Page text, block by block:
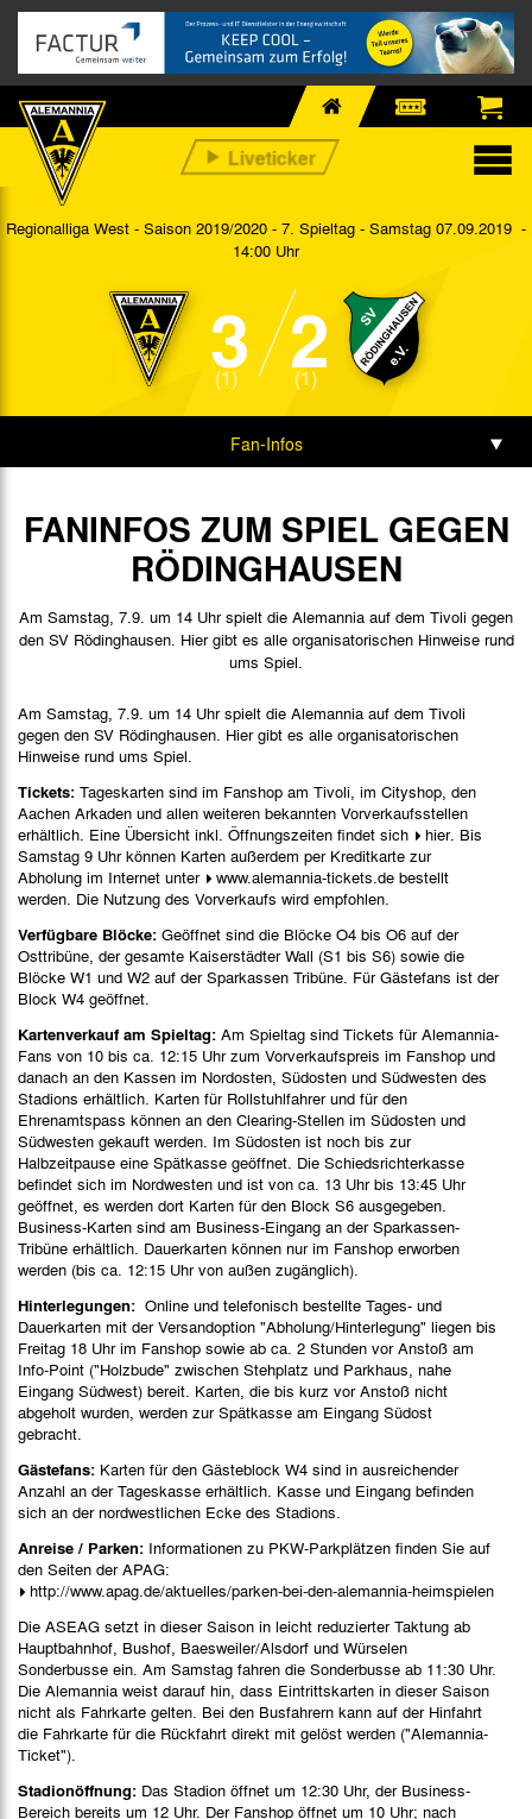
Regionalliga West - Saison 2019/2020 - 7. Spieltag - Samstag 07.09.2019 -
14:00 Uhr
3
(1) 2
(1)
Fan-Infos
Spieldaten
Spielbericht
Bilder
FANINFOS ZUM SPIEL GEGEN
RÖDINGHAUSEN
Am Samstag, 7.9. um 14 Uhr spielt die Alemannia auf dem Tivoli gegen
den SV Rödinghausen. Hier gibt es alle organisatorischen Hinweise rund
ums Spiel.
Am Samstag, 7.9. um 14 Uhr spielt die Alemannia auf dem Tivoli
gegen den SV Rödinghausen. Hier gibt es alle organisatorischen
Hinweise rund ums Spiel.
Tickets: Tageskarten sind im Fanshop am Tivoli, im Cityshop, den
Aachen Arkaden und allen weiteren bekannten Vorverkaufsstellen
erhältlich. Eine Übersicht inkl. Öffnungszeiten findet sich
hier. Bis
Samstag 9 Uhr können Karten außerdem per Kreditkarte zur
Abholung im Internet unter
www.alemannia-tickets.de bestellt
werden. Die Nutzung des Vorverkaufs wird empfohlen.
Verfügbare Blöcke: Geöffnet sind die Blöcke O4 bis O6 auf der
Osttribüne, der gesamte Kaiserstädter Wall (S1 bis S6) sowie die
Blöcke W1 und W2 auf der Sparkassen Tribüne. Für Gästefans ist der
Block W4 geöffnet.
Kartenverkauf am Spieltag: Am Spieltag sind Tickets für Alemannia-
Fans von 10 bis ca. 12:15 Uhr zum Vorverkaufspreis im Fanshop und
danach an den Kassen im Nordosten, Südosten und Südwesten des
Stadions erhältlich. Karten für Rollstuhlfahrer und für den
Ehrenamtspass können an den Clearing-Stellen im Südosten und
Südwesten gekauft werden. Im Südosten ist noch bis zur
Halbzeitpause eine Spätkasse geöffnet. Die Schiedsrichterkasse
befindet sich im Nordwesten und ist von ca. 13 Uhr bis 13:45 Uhr
geöffnet, es werden dort Karten für den Block S6 ausgegeben.
Business-Karten sind am Business-Eingang an der Sparkassen-
Tribüne erhältlich. Dauerkarten können nur im Fanshop erworben
werden (bis ca. 12:15 Uhr von außen zugänglich).
Hinterlegungen: Online und telefonisch bestellte Tages- und
Dauerkarten mit der Versandoption "Abholung/Hinterlegung" liegen bis
Freitag 18 Uhr im Fanshop sowie ab ca. 2 Stunden vor Anstoß am
Info-Point ("Holzbude" zwischen Stehplatz und Parkhaus, nahe
Eingang Südwest) bereit. Karten, die bis kurz vor Anstoß nicht
abgeholt wurden, werden zur Spätkasse am Eingang Südost
gebracht.
Gästefans: Karten für den Gästeblock W4 sind in ausreichender
Anzahl an der Tageskasse erhältlich. Kasse und Eingang befinden
sich an der nordwestlichen Ecke des Stadions.
Anreise / Parken: Informationen zu PKW-Parkplätzen finden Sie auf
den Seiten der APAG:
http://www.apag.de/aktuelles/parken-bei-den-alemannia-heimspielen
Die ASEAG setzt in dieser Saison in leicht reduzierter Taktung ab
Hauptbahnhof, Bushof, Baesweiler/Alsdorf und Würselen
Sonderbusse ein. Am Samstag fahren die Sonderbusse ab 11:30 Uhr.
Die Alemannia weist darauf hin, dass Eintrittskarten in dieser Saison
nicht als Fahrkarte gelten. Bei den Busfahrern kann auf der Hinfahrt
die Fahrkarte für die Rückfahrt direkt mit gelöst werden ("Alemannia-
Ticket").
Stadionöffnung: Das Stadion öffnet um 12:30 Uhr, der Business-
Bereich bereits um 12 Uhr. Der Fanshop öffnet um 10 Uhr; nach